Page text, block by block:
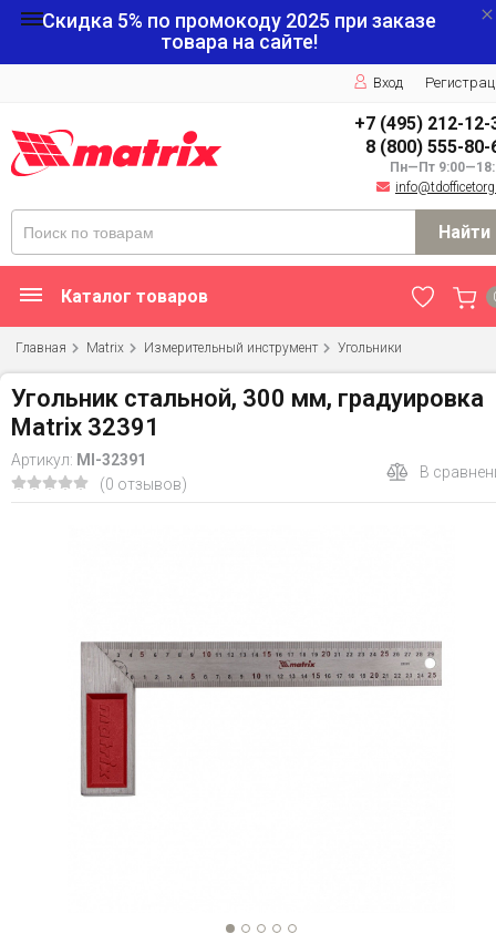
Скидка 5% по промокоду 2025 при заказе
товара на сайте!
Вход
+7 (495) 212-12-
8 (800) 555-80-
Пн—Пт
Найти
Каталог товаров
Главная Matrix Измерительный инструмент Угольники
Угольник стальной, 300 мм, градуировка
Matrix 32391
Артикул: MI-32391
(0 отзывов)
В